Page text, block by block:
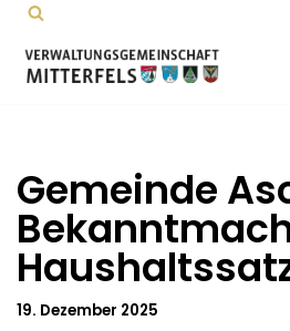
Zum
Inhalt
Gemeinde
19. Dezember 2025